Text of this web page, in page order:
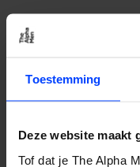
Toestemming
Deze website maakt
Tof dat je The Alpha